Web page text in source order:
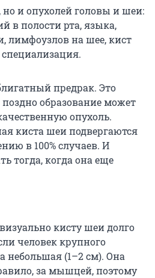
и опухолей головы и шеи:
в полости рта, языка,
лимфоузлов на шее, кист
предрак. Это
образование может
опухоль.
киста шеи подвергаются
в 100% случаев. И
тогда, когда она еще
кисту шеи долго
человек крупного
небольшая (1–2 см). Она
за мышцей, поэтому